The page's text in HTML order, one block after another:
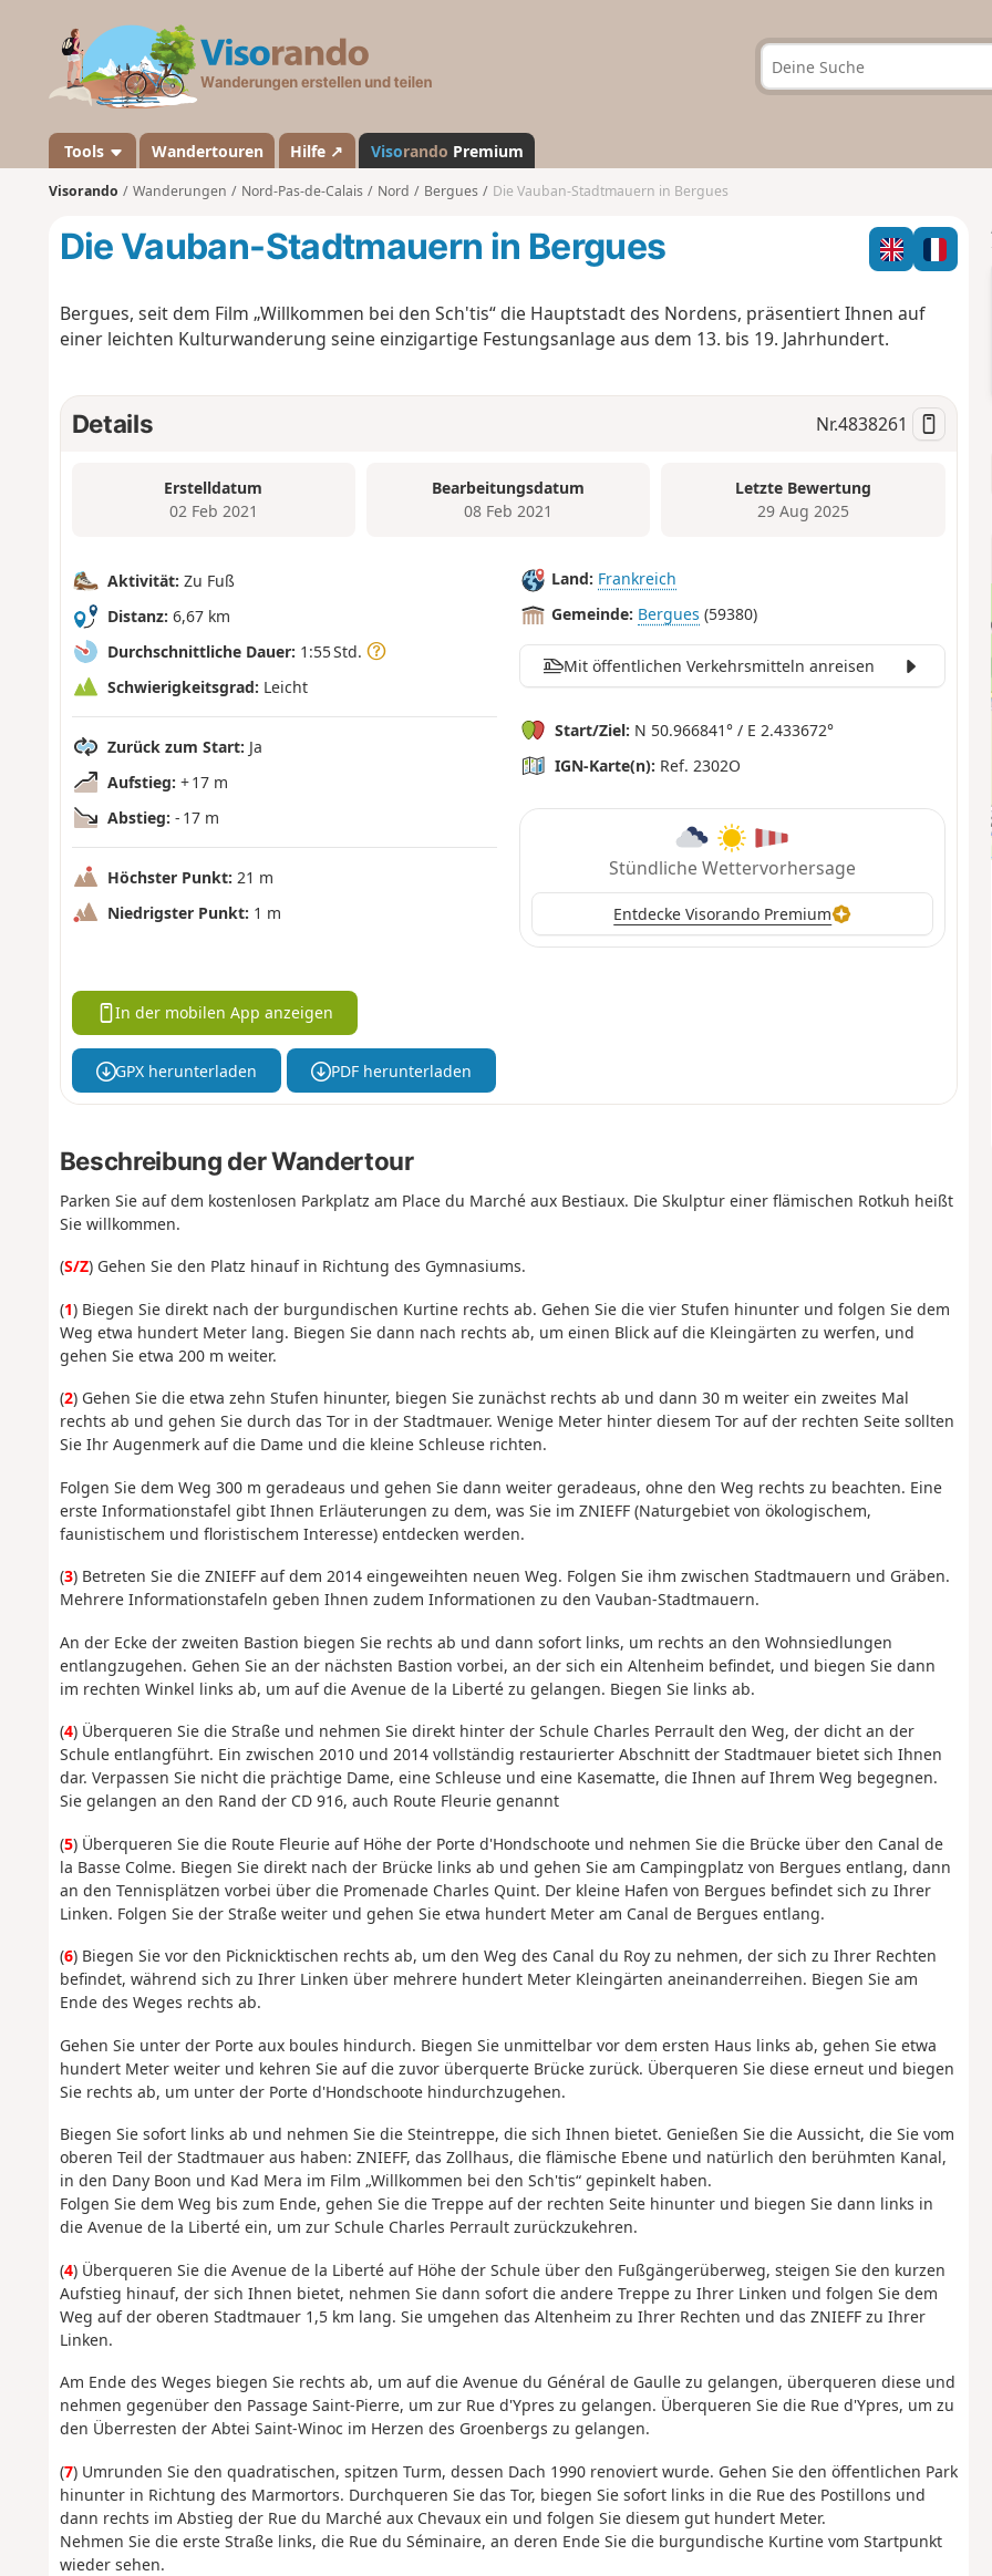
a
n
d
Tools Wandertouren Hilfe ↗ Visorando Premium
Visorando Wanderungen Nord-Pas-de-Calais Nord Bergues Die Vauban-Stadtmauern in Bergues
Die Vauban-Stadtmauern in Bergues
Bergues, seit dem Film „Willkommen bei den Sch'tis“ die Hauptstadt des Nordens, präsentiert Ihnen auf
einer leichten Kulturwanderung seine einzigartige Festungsanlage aus dem 13. bis 19. Jahrhundert.
Details Nr.4838261
Erstelldatum
02 Feb 2021
Bearbeitungsdatum
08 Feb 2021
Letzte Bewertung
29 Aug 2025
Aktivität: Zu Fuß
Distanz: 6,67 km
Durchschnittliche Dauer: 1:55 Std.
Schwierigkeitsgrad: Leicht
Zurück zum Start: Ja
Aufstieg: + 17 m
Abstieg: - 17 m
Höchster Punkt: 21 m
Niedrigster Punkt: 1 m
Land: Frankreich
Gemeinde: Bergues (59380)
Mit öffentlichen Verkehrsmitteln anreisen
Start/Ziel: N 50.966841° / E 2.433672°
IGN-Karte(n): Ref. 2302O
Stündliche Wettervorhersage
Entdecke Visorando Premium
In der mobilen App anzeigen
GPX herunterladen PDF herunterladen
Beschreibung der Wandertour
Parken Sie auf dem kostenlosen Parkplatz am Place du Marché aux Bestiaux. Die Skulptur einer flämischen Rotkuh heißt
Sie willkommen.
(S/Z) Gehen Sie den Platz hinauf in Richtung des Gymnasiums.
(1) Biegen Sie direkt nach der burgundischen Kurtine rechts ab. Gehen Sie die vier Stufen hinunter und folgen Sie dem
Weg etwa hundert Meter lang. Biegen Sie dann nach rechts ab, um einen Blick auf die Kleingärten zu werfen, und
gehen Sie etwa 200 m weiter.
(2) Gehen Sie die etwa zehn Stufen hinunter, biegen Sie zunächst rechts ab und dann 30 m weiter ein zweites Mal
rechts ab und gehen Sie durch das Tor in der Stadtmauer. Wenige Meter hinter diesem Tor auf der rechten Seite sollten
Sie Ihr Augenmerk auf die Dame und die kleine Schleuse richten.
Folgen Sie dem Weg 300 m geradeaus und gehen Sie dann weiter geradeaus, ohne den Weg rechts zu beachten. Eine
erste Informationstafel gibt Ihnen Erläuterungen zu dem, was Sie im ZNIEFF (Naturgebiet von ökologischem,
faunistischem und floristischem Interesse) entdecken werden.
(3) Betreten Sie die ZNIEFF auf dem 2014 eingeweihten neuen Weg. Folgen Sie ihm zwischen Stadtmauern und Gräben.
Mehrere Informationstafeln geben Ihnen zudem Informationen zu den Vauban-Stadtmauern.
An der Ecke der zweiten Bastion biegen Sie rechts ab und dann sofort links, um rechts an den Wohnsiedlungen
entlangzugehen. Gehen Sie an der nächsten Bastion vorbei, an der sich ein Altenheim befindet, und biegen Sie dann
im rechten Winkel links ab, um auf die Avenue de la Liberté zu gelangen. Biegen Sie links ab.
(4) Überqueren Sie die Straße und nehmen Sie direkt hinter der Schule Charles Perrault den Weg, der dicht an der
Schule entlangführt. Ein zwischen 2010 und 2014 vollständig restaurierter Abschnitt der Stadtmauer bietet sich Ihnen
dar. Verpassen Sie nicht die prächtige Dame, eine Schleuse und eine Kasematte, die Ihnen auf Ihrem Weg begegnen.
Sie gelangen an den Rand der CD 916, auch Route Fleurie genannt
(5) Überqueren Sie die Route Fleurie auf Höhe der Porte d'Hondschoote und nehmen Sie die Brücke über den Canal de
la Basse Colme. Biegen Sie direkt nach der Brücke links ab und gehen Sie am Campingplatz von Bergues entlang, dann
an den Tennisplätzen vorbei über die Promenade Charles Quint. Der kleine Hafen von Bergues befindet sich zu Ihrer
Linken. Folgen Sie der Straße weiter und gehen Sie etwa hundert Meter am Canal de Bergues entlang.
(6) Biegen Sie vor den Picknicktischen rechts ab, um den Weg des Canal du Roy zu nehmen, der sich zu Ihrer Rechten
befindet, während sich zu Ihrer Linken über mehrere hundert Meter Kleingärten aneinanderreihen. Biegen Sie am
Ende des Weges rechts ab.
Gehen Sie unter der Porte aux boules hindurch. Biegen Sie unmittelbar vor dem ersten Haus links ab, gehen Sie etwa
hundert Meter weiter und kehren Sie auf die zuvor überquerte Brücke zurück. Überqueren Sie diese erneut und biegen
Sie rechts ab, um unter der Porte d'Hondschoote hindurchzugehen.
Biegen Sie sofort links ab und nehmen Sie die Steintreppe, die sich Ihnen bietet. Genießen Sie die Aussicht, die Sie vom
oberen Teil der Stadtmauer aus haben: ZNIEFF, das Zollhaus, die flämische Ebene und natürlich den berühmten Kanal,
in den Dany Boon und Kad Mera im Film „Willkommen bei den Sch'tis“ gepinkelt haben.
Folgen Sie dem Weg bis zum Ende, gehen Sie die Treppe auf der rechten Seite hinunter und biegen Sie dann links in
die Avenue de la Liberté ein, um zur Schule Charles Perrault zurückzukehren.
(4) Überqueren Sie die Avenue de la Liberté auf Höhe der Schule über den Fußgängerüberweg, steigen Sie den kurzen
Aufstieg hinauf, der sich Ihnen bietet, nehmen Sie dann sofort die andere Treppe zu Ihrer Linken und folgen Sie dem
Weg auf der oberen Stadtmauer 1,5 km lang. Sie umgehen das Altenheim zu Ihrer Rechten und das ZNIEFF zu Ihrer
Linken.
Am Ende des Weges biegen Sie rechts ab, um auf die Avenue du Général de Gaulle zu gelangen, überqueren diese und
nehmen gegenüber den Passage Saint-Pierre, um zur Rue d'Ypres zu gelangen. Überqueren Sie die Rue d'Ypres, um zu
den Überresten der Abtei Saint-Winoc im Herzen des Groenbergs zu gelangen.
(7) Umrunden Sie den quadratischen, spitzen Turm, dessen Dach 1990 renoviert wurde. Gehen Sie den öffentlichen Park
hinunter in Richtung des Marmortors. Durchqueren Sie das Tor, biegen Sie sofort links in die Rue des Postillons und
dann rechts im Abstieg der Rue du Marché aux Chevaux ein und folgen Sie diesem gut hundert Meter.
Nehmen Sie die erste Straße links, die Rue du Séminaire, an deren Ende Sie die burgundische Kurtine vom Startpunkt
wieder sehen.